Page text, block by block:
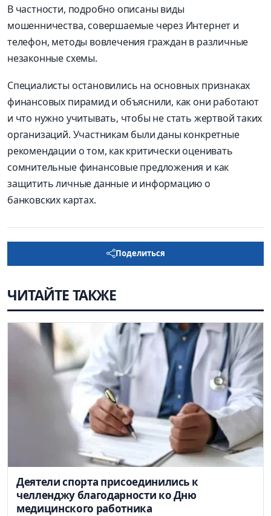
В частности, подробно описаны виды
мошенничества, совершаемые через Интернет и
телефон, методы вовлечения граждан в различные
незаконные схемы.
Специалисты остановились на основных признаках
финансовых пирамид и объяснили, как они работают
и что нужно учитывать, чтобы не стать жертвой таких
организаций. Участникам были даны конкретные
рекомендации о том, как критически оценивать
сомнительные финансовые предложения и как
защитить личные данные и информацию о
банковских картах.
Поделиться
ЧИТАЙТЕ ТАКЖЕ
Деятели спорта присоединились к
челленджу благодарности ко Дню
медицинского работника